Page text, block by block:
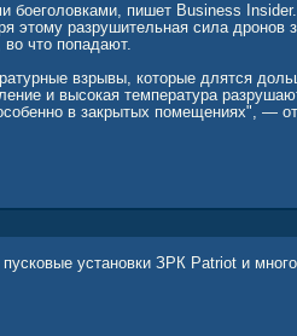
боеголовками, пишет Business
этому разрушительная сила дронов
что попадают.
взрывы, которые длятся
и высокая температура
в закрытых помещениях", —
установки ЗРК Patriot и